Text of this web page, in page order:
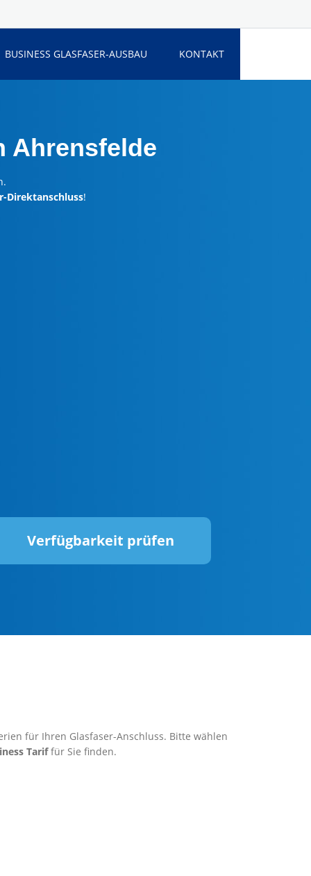
BUSINESS GLASFASER-AUSBAU KONTAKT
Ahrensfelde
Direktanschluss!
Verfügbarkeit prüfen
für Ihren Glasfaser-Anschluss. Bitte wählen
Tariffür Sie finden.